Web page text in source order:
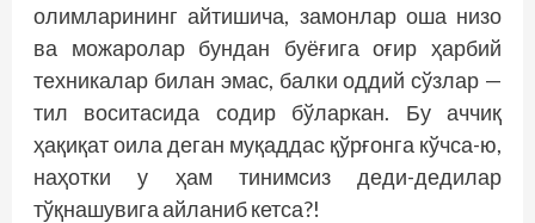
олимларининг айтишича, замонлар оша низо
ва можаролар бундан буёғига оғир ҳарбий
техникалар билан эмас, балки оддий сўзлар —
тил воситасида содир бўларкан. Бу аччиқ
ҳақиқат оила деган муқаддас қўрғонга кўчса-ю,
наҳотки у ҳам тинимсиз деди-дедилар
тўқнашувига айланиб кетса?!